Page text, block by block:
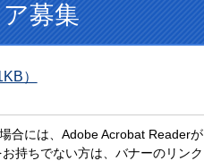
募集
）
合には、Adobe Acrobat Readerが
持ちでない方は、バナーのリンク